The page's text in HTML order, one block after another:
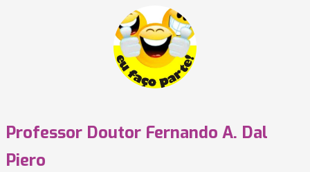
Professor Doutor Fernando A. Dal
Piero